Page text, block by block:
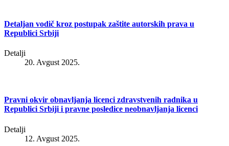
Detaljan vodič kroz postupak zaštite autorskih prava u
Republici Srbiji
Detalji
20. Avgust 2025.
Pravni okvir obnavljanja licenci zdravstvenih radnika u
Republici Srbiji i pravne posledice neobnavljanja licenci
Detalji
12. Avgust 2025.